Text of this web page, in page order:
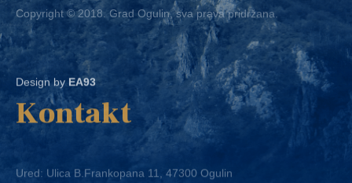
Design byEA93
Kontakt
Ured: Ulica B.Frankopana 11, 47300 Ogulin
Telefon:+ 385 47 522 612